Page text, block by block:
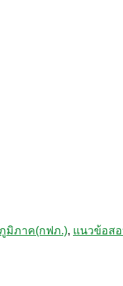
มิภาค(กฟภ.), แนวข้อส